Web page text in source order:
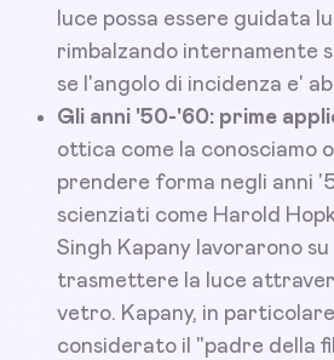
luce possa essere guidata
rimbalzando internamente
se l'angolo di incidenza e'
Gli anni '50-'60: prime
ottica come la conosciamo
prendere forma negli anni
scienziati come Harold
Singh Kapany lavorarono
trasmettere la luce
vetro. Kapany, in
considerato il "padre della